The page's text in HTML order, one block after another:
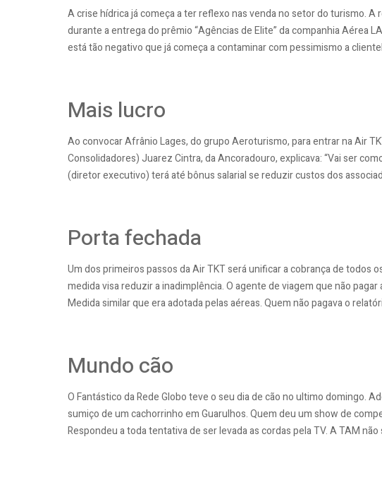
A crise hídrica já começa a ter reflexo nas venda no setor do turismo.
durante a entrega do prêmio “Agências de Elite” da companhia Aérea
está tão negativo que já começa a contaminar com pessimismo a
Mais lucro
Ao convocar Afrânio Lages, do grupo Aeroturismo, para entrar na Air
Consolidadores) Juarez Cintra, da Ancoradouro, explicava: “Vai ser
(diretor executivo) terá até bônus salarial se reduzir custos dos
Porta fechada
Um dos primeiros passos da Air TKT será unificar a cobrança de todos
medida visa reduzir a inadimplência. O agente de viagem que não
Medida similar que era adotada pelas aéreas. Quem não pagava o
Mundo cão
O Fantástico da Rede Globo teve o seu dia de cão no ultimo domingo.
sumiço de um cachorrinho em Guarulhos. Quem deu um show de
Respondeu a toda tentativa de ser levada as cordas pela TV. A TAM